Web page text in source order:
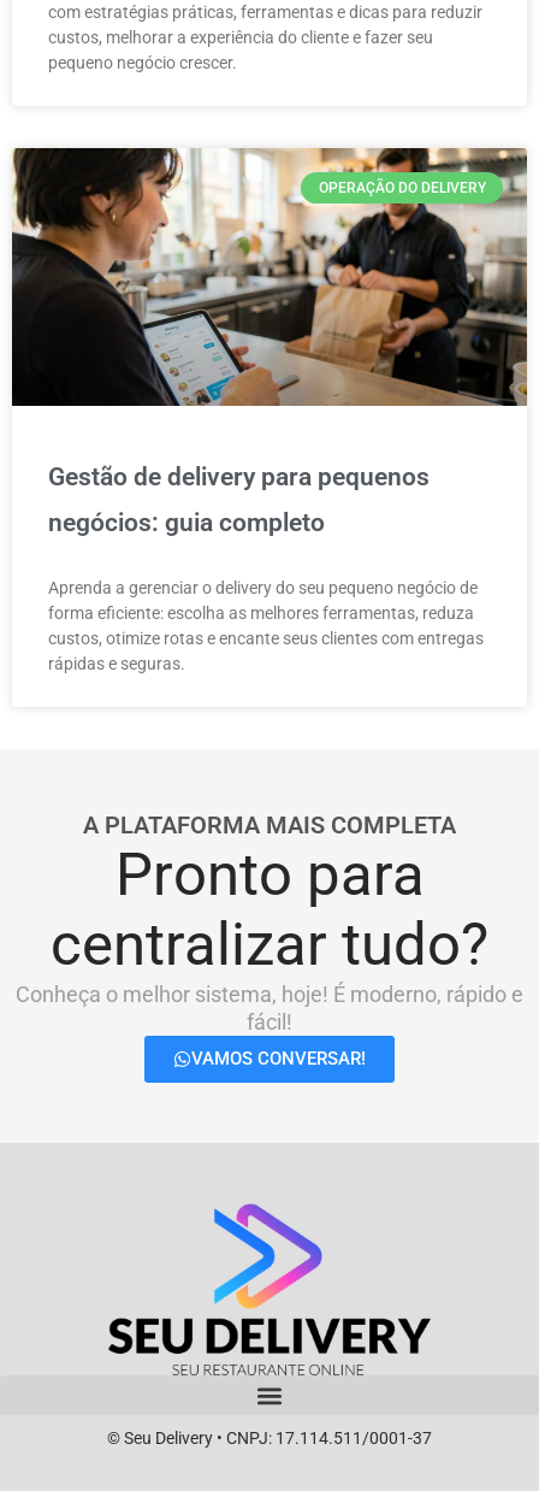
com estratégias práticas, ferramentas e dicas para reduzir
custos, melhorar a experiência do cliente e fazer seu
pequeno negócio crescer.
OPERAÇÃO DO DELIVERY
Gestão de delivery para pequenos
negócios: guia completo
Aprenda a gerenciar o delivery do seu pequeno negócio de
forma eficiente: escolha as melhores ferramentas, reduza
custos, otimize rotas e encante seus clientes com entregas
rápidas e seguras.
A PLATAFORMA MAIS COMPLETA
Pronto para
centralizar tudo?
Conheça o melhor sistema, hoje! É moderno, rápido e
fácil!
VAMOS CONVERSAR!
© Seu Delivery • CNPJ: 17.114.511/0001-37